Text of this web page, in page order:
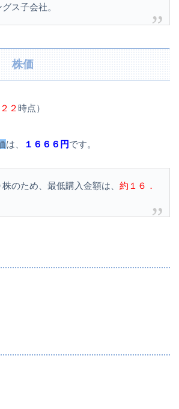
ス子会社。
株価
２時点）
は、 １６６６円です。
のため、最低購入金額は、 約１６．